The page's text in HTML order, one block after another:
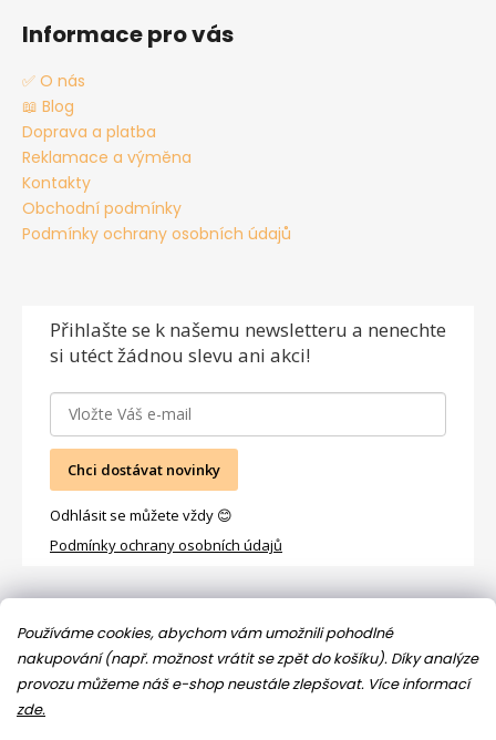
Používáme cookies, abychom vám umožnili pohodlné
nakupování (např. možnost vrátit se zpět do košíku). Díky analýze
provozu můžeme náš e-shop neustále zlepšovat. Více informací
zde.
Informace pro vás
✅ O nás
📖 Blog
Doprava a platba
Reklamace a výměna
Kontakty
Obchodní podmínky
Podmínky ochrany osobních údajů
Přihlašte se k našemu newsletteru a nenechte
si utéct žádnou slevu ani akci!
Chci dostávat novinky
Odhlásit se můžete vždy 😊
Podmínky ochrany osobních údajů
Facebook